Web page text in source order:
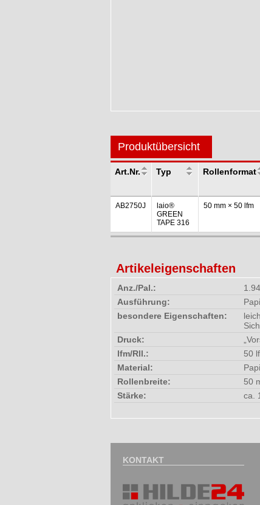
Produktübersicht
Art.Nr. Typ Rollenformat
AB2750J
laio®
GREEN
TAPE 316
50 mm × 50 lfm
Artikeleigenschaften
Anz./Pal.:
Ausführung:
besondere Eigenschaften:
Druck:
lfm/Rll.:
50
Material:
Rollenbreite:
50
Stärke:
ca.
KONTAKT